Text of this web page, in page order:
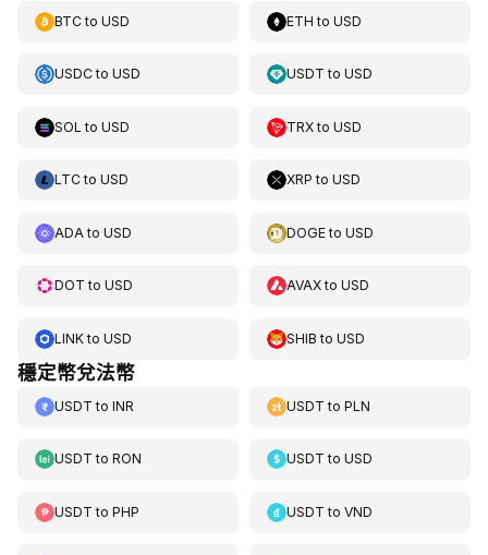
BTCto USD ETH toUSD
USDCto USD USDT toUSD
SOL to USD TRXtoUSD
LTCto USD XRP toUSD
ADA to USD DOGEtoUSD
DOT to USD AVAXtoUSD
LINKto USD SHIB toUSD
穩定幣兌法幣
USDT to INR USDT toPLN
USDT to RON USDT toUSD
USDT to PHP USDT toVND